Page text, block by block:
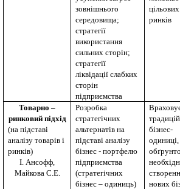
зовнішнього
середовища;
стратегії
використання
сильних сторін;
стратегії
ліквідації слабких
сторін
підприємства
цільових
ринків
Товарно –
ринковий підхід
(на підставі
аналізу товарів і
ринків)
І. Ансофф,
Майкова С.Е.
Розробка
стратегічних
альтернатів на
підставі аналізу
бізнес - портфелю
підприємства
(стратегічних
бізнес – одиниць)
бізнес-
одиниці,
нових